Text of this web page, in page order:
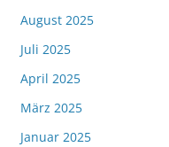
August 2025
Juli 2025
April 2025
März 2025
Januar 2025